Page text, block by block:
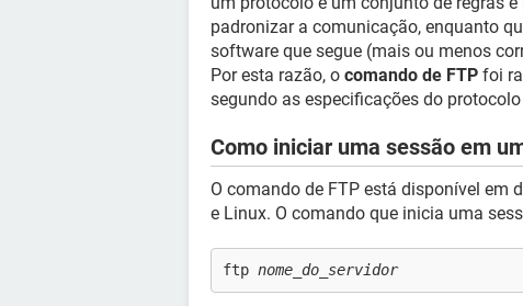
padronizar a comunicação, enquanto
software que segue (mais ou menos
Por esta razão, o comando de FTP foi
segundo as especificações do protocolo
Como iniciar uma sessão em
O comando de FTP está disponível em
e Linux. O comando que inicia uma
ftp nome_do_servidor